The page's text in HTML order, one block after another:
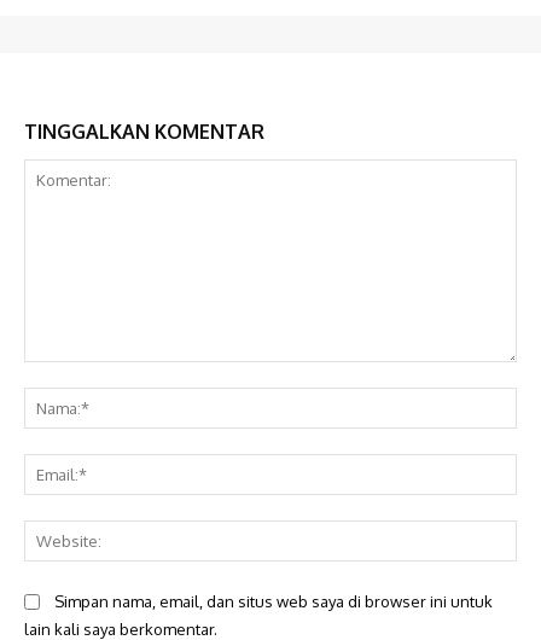
TINGGALKAN KOMENTAR
Simpan nama, email, dan situs web saya di browser ini untuk
lain kali saya berkomentar.